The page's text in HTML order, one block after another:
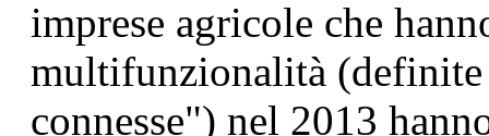
imprese agricole che
multifunzionalità
connesse") nel 2013